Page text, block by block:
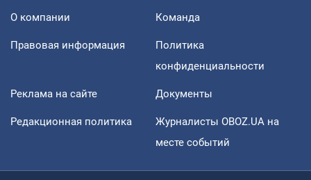
О компании Команда
Правовая информация
Политика
конфиденциальности
Реклама на сайте Документы
Редакционная политика
Журналисты OBOZ.UA на
месте событий